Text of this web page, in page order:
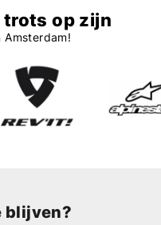
trots op zijn
Amsterdam!
blijven?